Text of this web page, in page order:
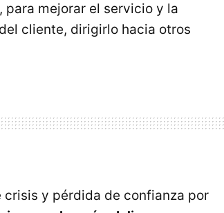
mejorar el servicio y la
cliente, dirigirlo hacia otros
crisis y pérdida de confianza por